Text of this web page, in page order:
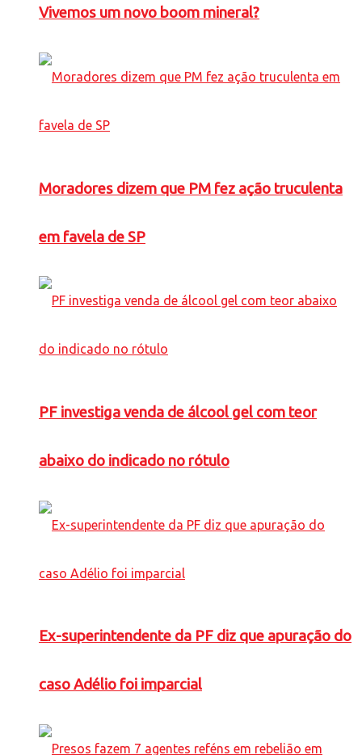
Vivemos um novo boom mineral?
Moradores dizem que PM fez ação truculenta
em favela de SP
PF investiga venda de álcool gel com teor
abaixo do indicado no rótulo
Ex-superintendente da PF diz que apuração do
caso Adélio foi imparcial